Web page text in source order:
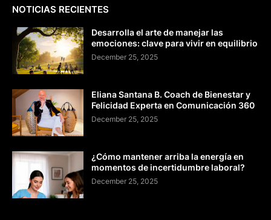
NOTICIAS RECIENTES
Desarrolla el arte de manejar las
emociones: clave para vivir en equilibrio
December 25, 2025
Eliana Santana B. Coach de Bienestar y
Felicidad Experta en Comunicación 360
December 25, 2025
¿Cómo mantener arriba la energía en
momentos de incertidumbre laboral?
December 25, 2025